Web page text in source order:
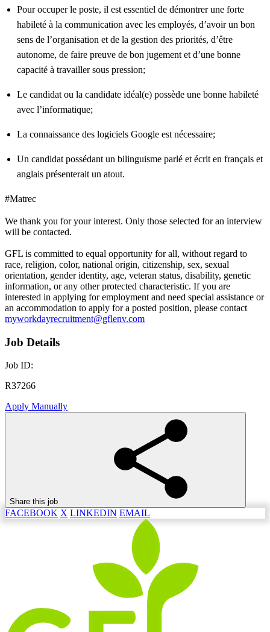
Pour occuper le poste, il est essentiel de démontrer une forte
habileté à la communication avec les employés, d’avoir un bon
sens de l’organisation et de la gestion des priorités, d’être
autonome, de faire preuve de bon jugement et d’une bonne
capacité à travailler sous pression;
Le candidat ou la candidate idéal(e) possède une bonne habileté
avec l’informatique;
La connaissance des logiciels Google est nécessaire;
Un candidat possédant un bilinguisme parlé et écrit en français et
anglais présenterait un atout.
#Matrec
We thank you for your interest. Only those selected for an interview
will be contacted.
GFL is committed to equal opportunity for all, without regard to
race, religion, color, national origin, citizenship, sex, sexual
orientation, gender identity, age, veteran status, disability, genetic
information, or any other protected characteristic. If you are
interested in applying for employment and need special assistance or
an accommodation to apply for a posted position, please contact
myworkdayrecruitment@gflenv.com
Job Details
Job ID:
R37266
Apply Manually
Share this job
FACEBOOK X LINKEDIN EMAIL